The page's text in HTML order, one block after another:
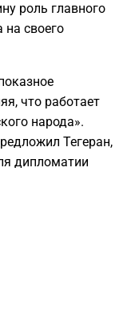
роль главного
своего
что работает
народа».
Тегеран,
дипломатии